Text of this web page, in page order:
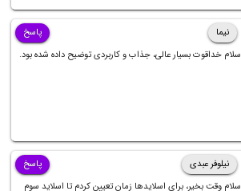
نیما
سلام خداقوت بسیار عالی، جذاب و کاربردی توضیح داده شده بود.
پاسخ
نیلوفر عبدی
سلام وقت بخیر، برای اسلایدها زمان تعیین کردم تا اسلاید سوم
پاسخ